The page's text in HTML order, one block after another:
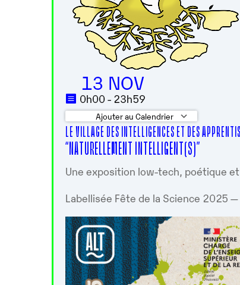
13 NOV
0h00 - 23h59
Ajouter au Calendrier
Télécharger ICS
LE VILLAGE DES INTELLIGENCES ET DES
“NATURELLEMENT INTELLIGENT(S)”
Une exposition low-tech, poétique
Labellisée Fête de la Science 2025